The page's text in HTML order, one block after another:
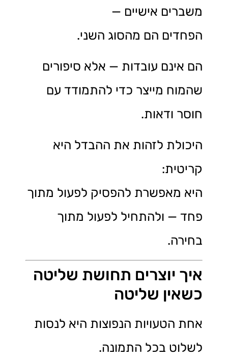
משברים אישיים —
הפחדים הם מהסוג השני.
הם אינם עובדות — אלא סיפורים
שהמוח מייצר כדי להתמודד עם
חוסר ודאות.
היכולת לזהות את ההבדל היא
קריטית:
היא מאפשרת להפסיק לפעול מתוך
פחד — ולהתחיל לפעול מתוך
בחירה.
איך יוצרים תחושת שליטה
כשאין שליטה
אחת הטעויות הנפוצות היא לנסות
לשלוט בכל התמונה.